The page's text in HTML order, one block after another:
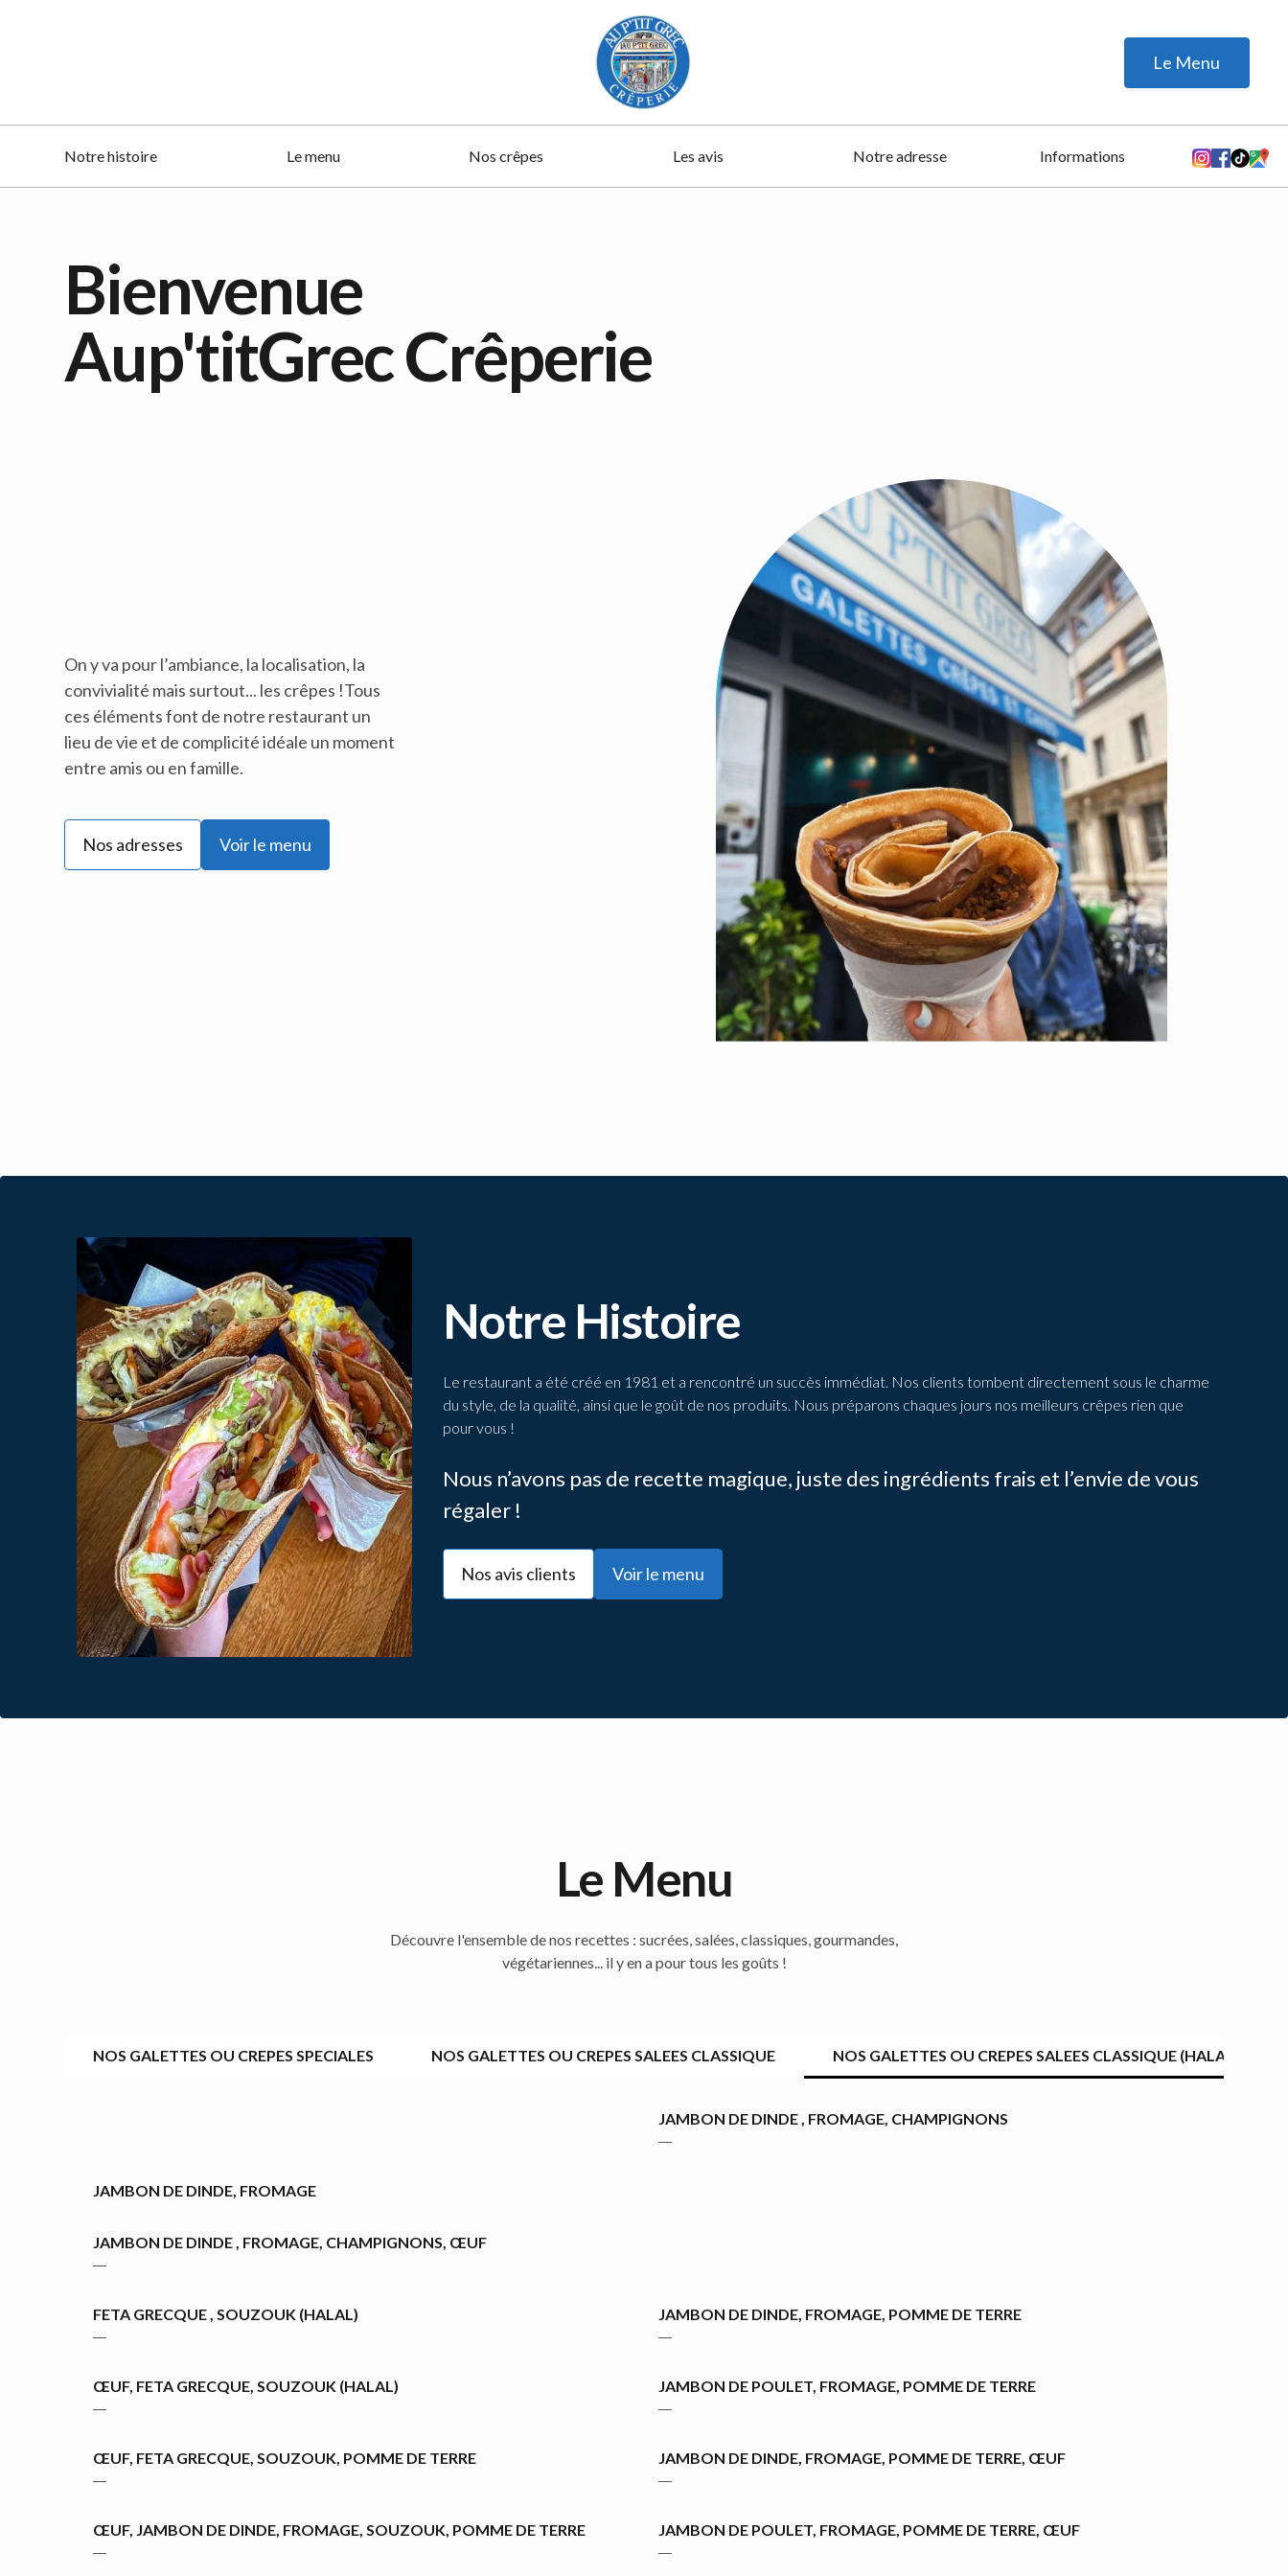
Le Menu
Notre histoire Le menu Nos crêpes Les avis Notre adresse Informations
Bienvenue
Aup'titGrec Crêperie
On y va pour l’ambiance, la localisation, la
convivialité mais surtout... les crêpes !Tous
ces éléments font de notre restaurant un
lieu de vie et de complicité idéale un moment
entre amis ou en famille.
Nos adresses Voir le menu
Notre Histoire
Le restaurant a été créé en 1981 et a rencontré un succès immédiat. Nos clients tombent directement sous le charme
du style, de la qualité, ainsi que le goût de nos produits. Nous préparons chaques jours nos meilleurs crêpes rien que
pour vous !
Nous n’avons pas de recette magique, juste des ingrédients frais et l’envie de vous
régaler !
Nos avis clients Voir le menu
Le Menu
Découvre l'ensemble de nos recettes : sucrées, salées, classiques, gourmandes,
végétariennes... il y en a pour tous les goûts !
NOS GALETTES OU CREPES SPECIALES NOS GALETTES OU CREPES SALEES CLASSIQUE NOS GALETTES OU CREPES SALEES CLASSIQUE (HALAL)
JAMBON DE DINDE , FROMAGE, CHAMPIGNONS
―
JAMBON DE DINDE, FROMAGE
JAMBON DE DINDE , FROMAGE, CHAMPIGNONS, ŒUF
―
FETA GRECQUE , SOUZOUK (HALAL)
―
JAMBON DE DINDE, FROMAGE, POMME DE TERRE
―
ŒUF, FETA GRECQUE, SOUZOUK (HALAL)
―
JAMBON DE POULET, FROMAGE, POMME DE TERRE
―
ŒUF, FETA GRECQUE, SOUZOUK, POMME DE TERRE
―
JAMBON DE DINDE, FROMAGE, POMME DE TERRE, ŒUF
―
ŒUF, JAMBON DE DINDE, FROMAGE, SOUZOUK, POMME DE TERRE
―
JAMBON DE POULET, FROMAGE, POMME DE TERRE, ŒUF
―